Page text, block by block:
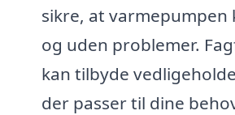
sikre, at
og uden problemer.
kan tilbyde
der passer til dine